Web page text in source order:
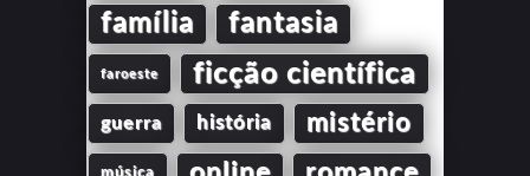
família fantasia
faroeste ficção científica
guerra história mistério
música